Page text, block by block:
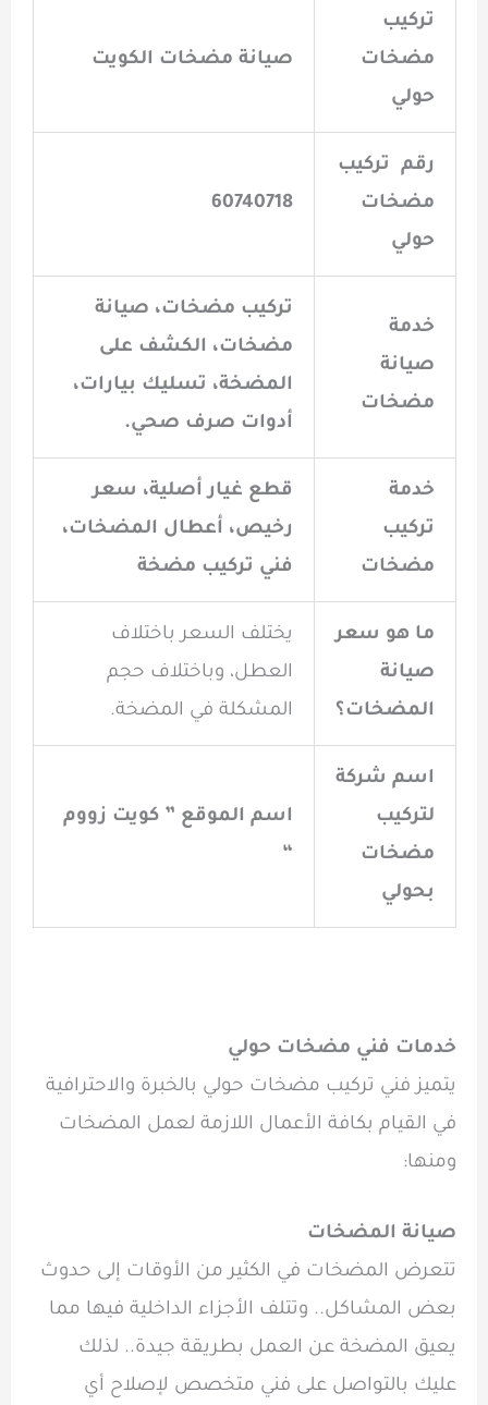
تركيب
مضخات
حولي
صيانة مضخات الكويت
رقم تركيب
مضخات
حولي
60740718
خدمة
صيانة
مضخات
تركيب مضخات، صيانة
مضخات، الكشف على
المضخة، تسليك بيارات،
أدوات صرف صحي.
خدمة
تركيب
مضخات
قطع غيار أصلية، سعر
رخيص، أعطال المضخات،
فني تركيب مضخة
ما هو سعر
صيانة
المضخات؟
يختلف السعر باختلاف
العطل، وباختلاف حجم
المشكلة في المضخة.
اسم شركة
لتركيب
مضخات
بحولي
اسم الموقع ” كويت زووم
“
خدمات فني مضخات حولي
يتميز فني تركيب مضخات حولي بالخبرة والاحترافية
في القيام بكافة الأعمال اللازمة لعمل المضخات
ومنها:
صيانة المضخات
تتعرض المضخات في الكثير من الأوقات إلى حدوث
بعض المشاكل.. وتتلف الأجزاء الداخلية فيها مما
يعيق المضخة عن العمل بطريقة جيدة.. لذلك
عليك بالتواصل على فني متخصص لإصلاح أي